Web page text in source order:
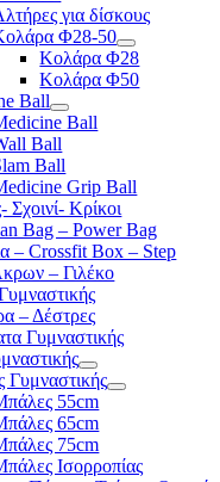
για δίσκους
Φ28-50
Κολάρα Φ28
Κολάρα Φ50
Ball
Ball
Ball
Ball
Grip Ball
Σχοινί- Κρίκοι
Bag – Power Bag
– Crossfit Box – Step
– Γιλέκο
– Δέστρες
Γυμναστικής
Γυμναστικής
55cm
65cm
75cm
Ισορροπίας